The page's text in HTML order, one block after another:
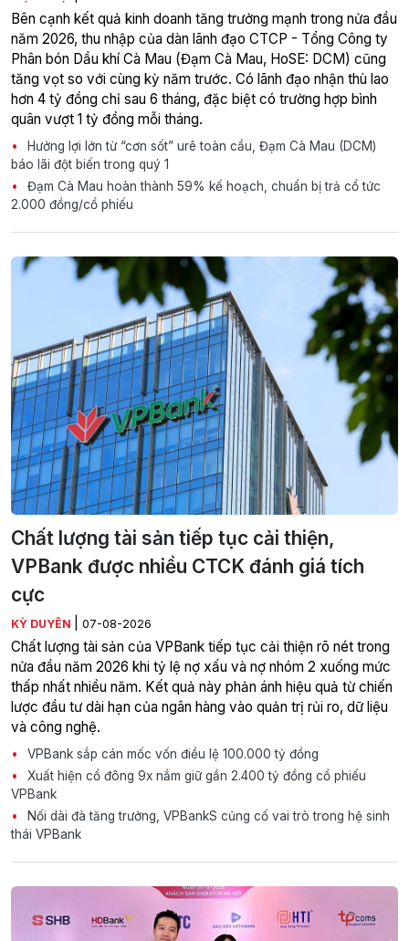
Bên cạnh kết quả kinh doanh tăng trưởng mạnh trong nửa đầu
năm 2026, thu nhập của dàn lãnh đạo CTCP - Tổng Công ty
Phân bón Dầu khí Cà Mau (Đạm Cà Mau, HoSE: DCM) cũng
tăng vọt so với cùng kỳ năm trước. Có lãnh đạo nhận thù lao
hơn 4 tỷ đồng chỉ sau 6 tháng, đặc biệt có trường hợp bình
quân vượt 1 tỷ đồng mỗi tháng.
Hưởng lợi lớn từ “cơn sốt” urê toàn cầu, Đạm Cà Mau (DCM)
báo lãi đột biến trong quý 1
Đạm Cà Mau hoàn thành 59% kế hoạch, chuẩn bị trả cổ tức
2.000 đồng/cổ phiếu
Chất lượng tài sản tiếp tục cải thiện,
VPBank được nhiều CTCK đánh giá tích
cực
KỲ DUYÊN 07-08-2026
Chất lượng tài sản của VPBank tiếp tục cải thiện rõ nét trong
nửa đầu năm 2026 khi tỷ lệ nợ xấu và nợ nhóm 2 xuống mức
thấp nhất nhiều năm. Kết quả này phản ánh hiệu quả từ chiến
lược đầu tư dài hạn của ngân hàng vào quản trị rủi ro, dữ liệu
và công nghệ.
VPBank sắp cán mốc vốn điều lệ 100.000 tỷ đồng
Xuất hiện cổ đông 9x nắm giữ gần 2.400 tỷ đồng cổ phiếu
VPBank
Nối dài đà tăng trưởng, VPBankS củng cố vai trò trong hệ sinh
thái VPBank